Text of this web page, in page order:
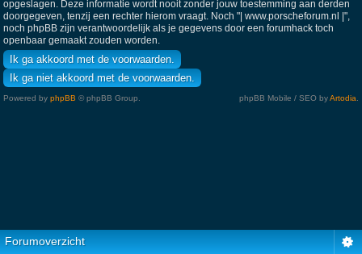
opgeslagen. Deze informatie wordt nooit zonder jouw toestemming aan derden
doorgegeven, tenzij een rechter hierom vraagt. Noch "| www.porscheforum.nl |",
noch phpBB zijn verantwoordelijk als je gegevens door een forumhack toch
openbaar gemaakt zouden worden.
Powered by phpBB © phpBB Group. phpBB Mobile / SEO byArtodia
Forumoverzicht